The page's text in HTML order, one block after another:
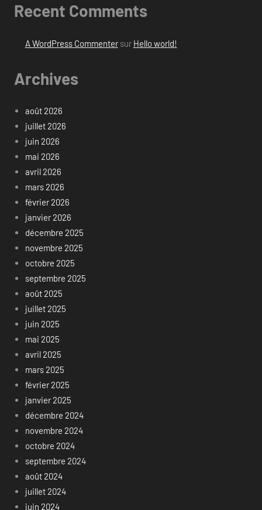
Recent Comments
A WordPress Commentersur Hello world!
Archives
août 2026
juillet 2026
juin 2026
mai 2026
avril 2026
mars 2026
février 2026
janvier 2026
décembre 2025
novembre 2025
octobre 2025
septembre 2025
août 2025
juillet 2025
juin 2025
mai 2025
avril 2025
mars 2025
février 2025
janvier 2025
décembre 2024
novembre 2024
octobre 2024
septembre 2024
août 2024
juillet 2024
juin 2024